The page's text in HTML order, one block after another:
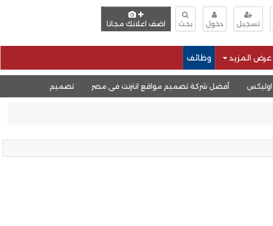
تسجيل دخول بحث اضف اعلانك مجانا
عرض المزيد وظائف
أفضل شركة تصميم مواقع انترنت فى مصر تصميم مواقع ووردبريس